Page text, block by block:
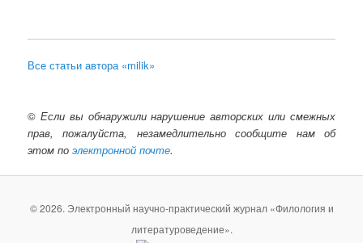
Все статьи автора «milik»
© Если вы обнаружили нарушение авторских или смежных
прав, пожалуйста, незамедлительно сообщите нам об
этом поэлектронной почте.
© 2026. Электронный научно-практический журнал «Филология и
литературоведение».